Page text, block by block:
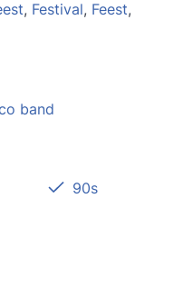
, Festival, Feest,
band
90s